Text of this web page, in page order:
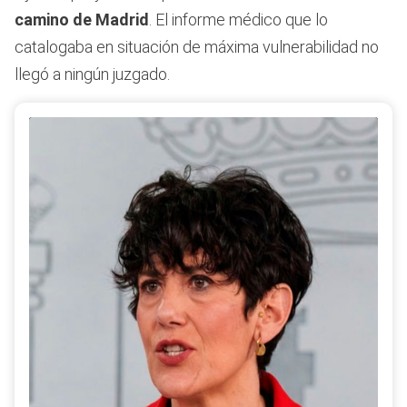
camino de Madrid
. El informe médico que lo
catalogaba en situación de máxima vulnerabilidad no
llegó a ningún juzgado.
El Gobierno de España ha aprobado un proceso de
regularización extraordinaria que beneficiará a medio
millón de migrantes. En este vídeo te explicamos